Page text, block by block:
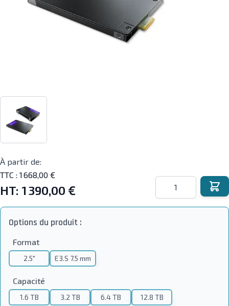
À partir de:
TTC : 1 668,00 €
HT: 1 390,00 €
Quantité
Options du produit :
Format
2.5" E3.S 7.5 mm
Capacité
1.6 TB 3.2 TB 6.4 TB 12.8 TB